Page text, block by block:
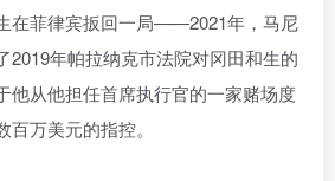
在菲律宾扳回一局——2021年，马尼
2019年帕拉纳克市法院对冈田和生的
他从他担任首席执行官的一家赌场度
万美元的指控。